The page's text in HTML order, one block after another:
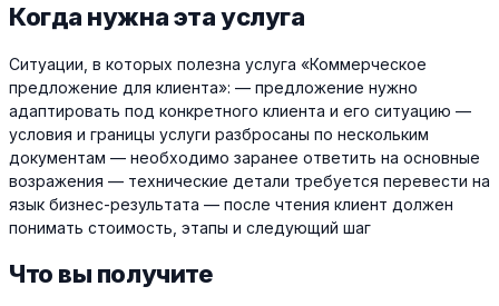
Когда нужна эта услуга
Ситуации, в которых полезна услуга «Коммерческое
предложение для клиента»: — предложение нужно
адаптировать под конкретного клиента и его ситуацию —
условия и границы услуги разбросаны по нескольким
документам — необходимо заранее ответить на основные
возражения — технические детали требуется перевести на
язык бизнес-результата — после чтения клиент должен
понимать стоимость, этапы и следующий шаг
Что вы получите